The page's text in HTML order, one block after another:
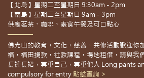
【北島】星期二至星期日 9:30am - 2pm
【南島】星期二至星期日 9am - 3pm
供應茗茶、咖啡、素食午餐及可口點心
佛光山的教育，文化，慈善，共修活動歡迎你
福，福田捐款，社教課程，場地租借，請與我
長褲長裙，尊重自己，尊重他人 Long pants
compulsory for entry 點擊查詢 >